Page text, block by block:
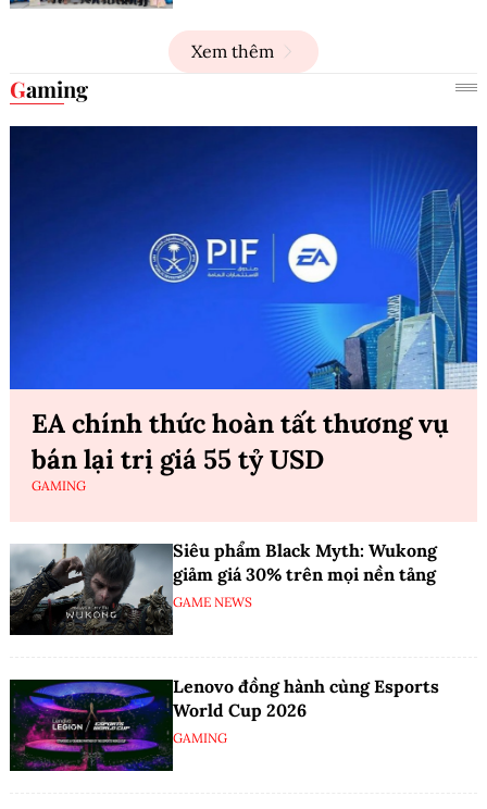
Xem thêm
Gaming
EA chính thức hoàn tất thương vụ
bán lại trị giá 55 tỷ USD
GAMING
Siêu phẩm Black Myth: Wukong
giảm giá 30% trên mọi nền tảng
GAME NEWS
Lenovo đồng hành cùng Esports
World Cup 2026
GAMING